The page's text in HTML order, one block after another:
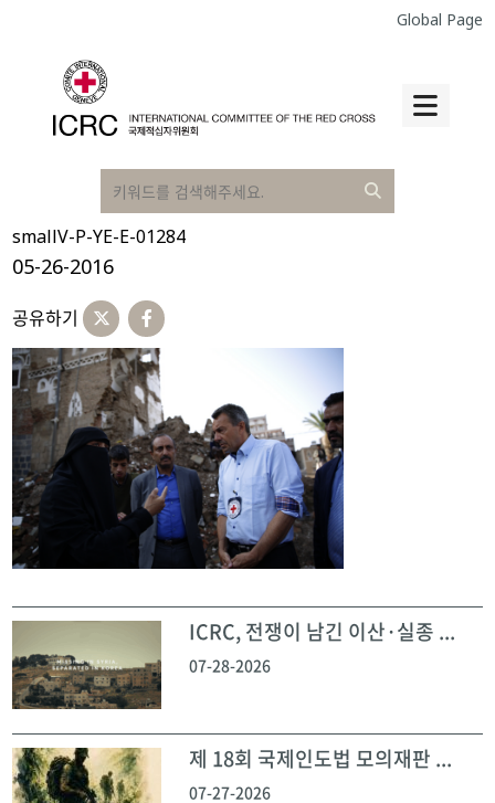
Global Page
smallV-P-YE-E-01284
05-26-2016
공유하기
ICRC, 전쟁이 남긴 이산·실종 ...
07-28-2026
제 18회 국제인도법 모의재판 ...
07-27-2026